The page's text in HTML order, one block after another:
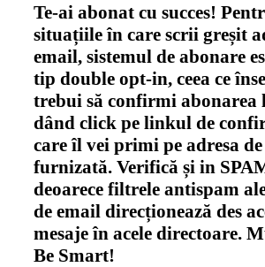
Te-ai abonat cu succes!
situațiile în care scrii greșit
email, sistemul de abonare
tip double opt-in, ceea ce
trebui să confirmi abonarea
dând click pe linkul de
care îl vei primi pe adresa
furnizată. Verifică și in
deoarece filtrele antispam
de email direcționează des
mesaje în acele directoare.
Be Smart!